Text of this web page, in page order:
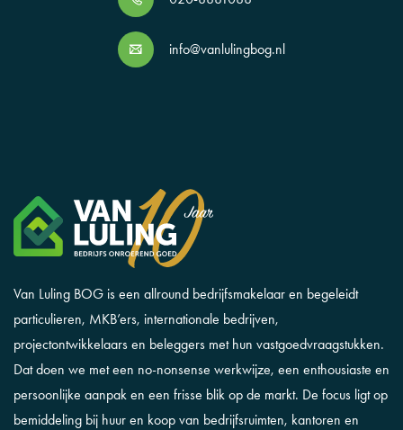
info@vanlulingbog.nl
Van Luling BOG is een allround bedrijfsmakelaar en begeleidt
particulieren, MKB’ers, internationale bedrijven,
projectontwikkelaars en beleggers met hun vastgoedvraagstukken.
Dat doen we met een no-nonsense werkwijze, een enthousiaste en
persoonlijke aanpak en een frisse blik op de markt. De focus ligt op
bemiddeling bij huur en koop van bedrijfsruimten, kantoren en